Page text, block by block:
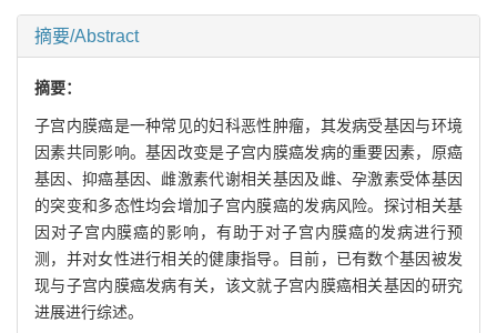
摘要/Abstract
摘要：
子宫内膜癌是一种常见的妇科恶性肿瘤，其发病受基因与环境
因素共同影响。基因改变是子宫内膜癌发病的重要因素，原癌
基因、抑癌基因、雌激素代谢相关基因及雌、孕激素受体基因
的突变和多态性均会增加子宫内膜癌的发病风险。探讨相关基
因对子宫内膜癌的影响，有助于对子宫内膜癌的发病进行预
测，并对女性进行相关的健康指导。目前，已有数个基因被发
现与子宫内膜癌发病有关，该文就子宫内膜癌相关基因的研究
进展进行综述。